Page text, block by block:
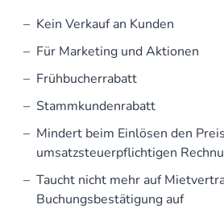
Kein Verkauf an Kunden
Für Marketing und Aktionen
Frühbucherrabatt
Stammkundenrabatt
Mindert beim Einlösen den
umsatzsteuerpflichtigen
Taucht nicht mehr auf
Buchungsbestätigung auf